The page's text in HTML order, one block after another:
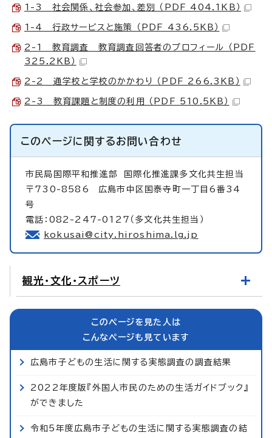
1-3 社会関係、社会参加、差別 （PDF 404.1KB）
1-4 行政サービスと施策 （PDF 436.5KB）
2-1 教育調査 教育調査回答者のプロフィール （PDF
325.2KB）
2-2 通学校と学校のかかわり （PDF 266.3KB）
2-3 教育課題と制度の利用 （PDF 510.5KB）
このページに関するお問い合わせ
市民局国際平和推進部
国際化推進課多文化共生担当
〒730-8586 広島市中区国泰寺町一丁目6番34
号
電話：082-247-0127（多文化共生担当）
kokusai@city.hiroshima.lg.jp
観光・文化・スポーツ
このページを見た人は
こんなページも見ています
広島市子どもの生活に関する実態調査の調査結果
2022年度版『外国人市民のための生活ガイドブック』
ができました
令和5年度広島市子どもの生活に関する実態調査の結